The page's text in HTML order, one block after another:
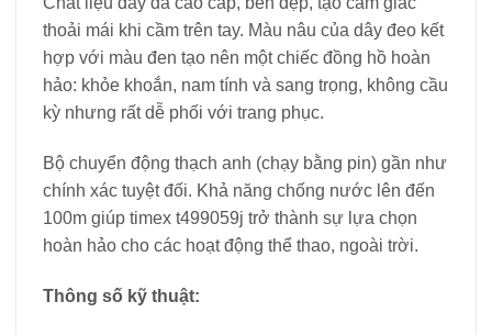
thoải mái khi cầm trên tay. Màu nâu của dây đeo kết
hợp với màu đen tạo nên một chiếc đồng hồ hoàn
hảo: khỏe khoắn, nam tính và sang trọng, không cầu
kỳ nhưng rất dễ phối với trang phục.
Bộ chuyển động thạch anh (chạy bằng pin) gần như
chính xác tuyệt đối. Khả năng chống nước lên đến
100m giúp timex t499059j trở thành sự lựa chọn
hoàn hảo cho các hoạt động thể thao, ngoài trời.
Thông số kỹ thuật: